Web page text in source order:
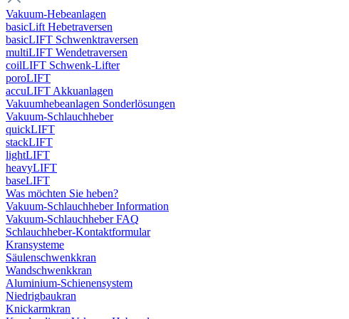
Vakuum-Hebeanlagen
basicLift Hebetraversen
basicLIFT Schwenktraversen
multiLIFT Wendetraversen
coilLIFT Schwenk-Lifter
poroLIFT
accuLIFT Akkuanlagen
Vakuumhebeanlagen Sonderlösungen
Vakuum-Schlauchheber
quickLIFT
stackLIFT
lightLIFT
heavyLIFT
baseLIFT
Was möchten Sie heben?
Vakuum-Schlauchheber Information
Vakuum-Schlauchheber FAQ
Schlauchheber-Kontaktformular
Kransysteme
Säulenschwenkkran
Wandschwenkkran
Aluminium-Schienensystem
Niedrigbaukran
Knickarmkran